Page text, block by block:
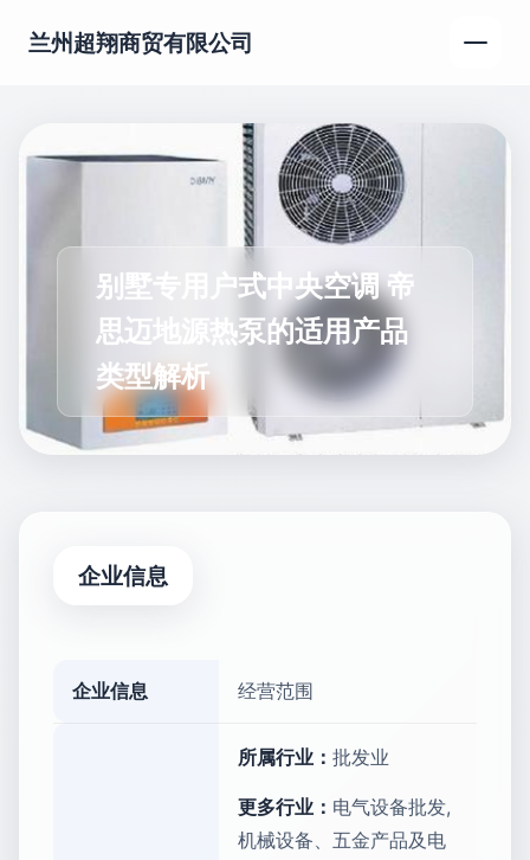
兰州超翔商贸有限公司
别墅专用户式中央空调 帝
思迈地源热泵的适用产品
类型解析
企业信息
企业信息 经营范围
所属行业： 批发业
更多行业： 电气设备批发,
机械设备、五金产品及电